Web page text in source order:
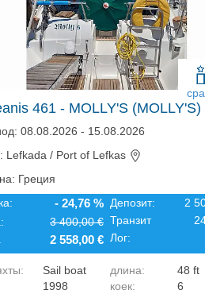
461 - MOLLY'S (MOLLY'S)
08.08.2026 - 15.08.2026
Lefkada / Port of Lefkas
Греция
- 24,76 %
3 400,00 €
2 558,00 €
Депозит:
2
Транзит
Лог:
Sail boat
1998
длина:
48 ft
коек:
6